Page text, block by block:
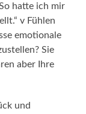
hatte ich mir
v Fühlen
emotionale
Sie
aber Ihre
und